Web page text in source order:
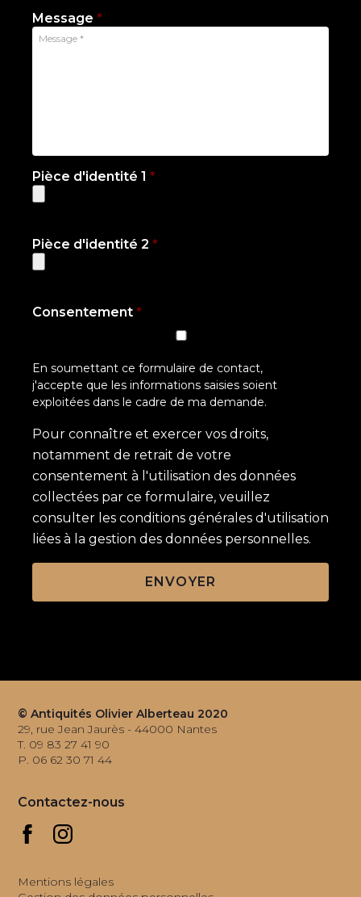
Message *
Pièce d'identité 1 *
Types de fichiers acceptés : jpg, jpeg, pdf.
Pièce d'identité 2 *
Types de fichiers acceptés : jpg, jpeg, pdf.
Consentement *
En soumettant ce formulaire de contact,
j'accepte que les informations saisies soient
exploitées dans le cadre de ma demande.
Pour connaître et exercer vos droits,
notamment de retrait de votre
consentement à l'utilisation des données
collectées par ce formulaire, veuillez
consulter les conditions générales d'utilisation
liées à la gestion des données personnelles.
© Antiquités Olivier Alberteau 2020
29, rue Jean Jaurès - 44000 Nantes
T. 09 83 27 41 90
P. 06 62 30 71 44
Contactez-nous
Mentions légales